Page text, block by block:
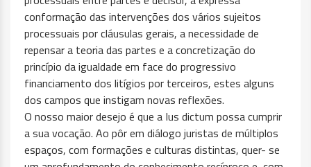
conformação das intervenções dos vários sujeitos
processuais por cláusulas gerais, a necessidade de
repensar a teoria das partes e a concretização do
princípio da igualdade em face do progressivo
financiamento dos litígios por terceiros, estes alguns
dos campos que instigam novas reflexões.
O nosso maior desejo é que a Ius dictum possa cumprir
a sua vocação. Ao pôr em diálogo juristas de múltiplos
espaços, com formações e culturas distintas, quer- se